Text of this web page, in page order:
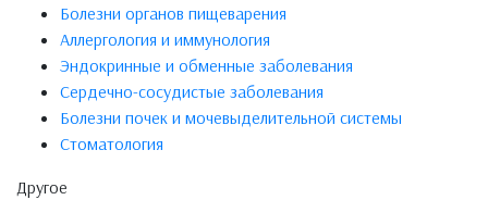
Болезни органов пищеварения
Аллергология и иммунология
Эндокринные и обменные заболевания
Сердечно-сосудистые заболевания
Болезни почек и мочевыделительной системы
Стоматология
Другое